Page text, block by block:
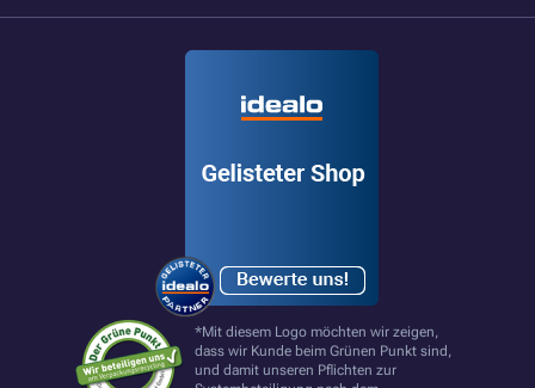
*Mit diesem Logo möchten wir zeigen,
dass wir Kunde beim Grünen Punkt sind,
und damit unseren Pflichten zur